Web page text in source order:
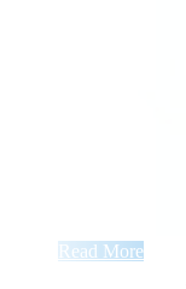
Read More